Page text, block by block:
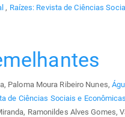
, Raízes: Revista de Ciências
Paloma Moura Ribeiro Nunes,
de Ciências Sociais e
Ramonildes Alves Gomes,